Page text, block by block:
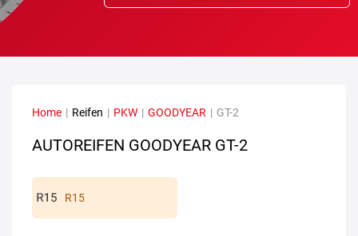
Home | Reifen | PKW | GOODYEAR | GT-2
AUTOREIFEN GOODYEAR GT-2
R15